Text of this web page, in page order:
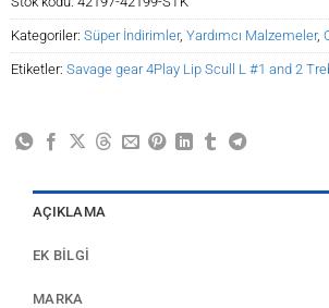
Kategoriler: Süper İndirimler, Yardımcı Malzemeler,
Etiketler: Savage gear 4Play Lip Scull L #1 and 2
AÇIKLAMA
EK BILGI
MARKA